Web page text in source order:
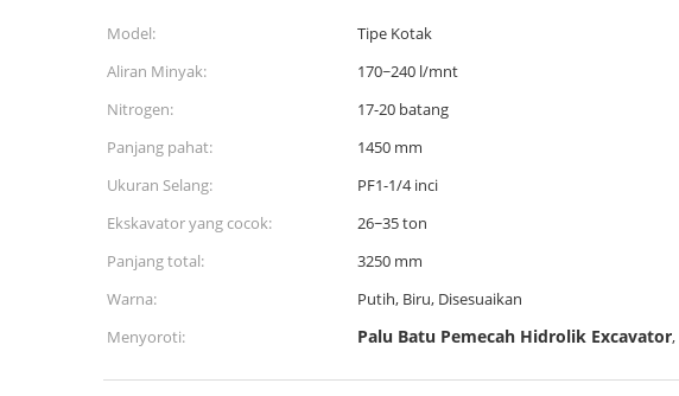
Model: Tipe Kotak
Aliran Minyak:
170~240 l/mnt
Nitrogen:
17-20 batang
Panjang pahat:
1450 mm
Ukuran Selang:
PF1-1/4 inci
Ekskavator yang cocok:
26~35 ton
Panjang total:
3250 mm
Warna:
Putih, Biru, Disesuaikan
Menyoroti:
Palu Batu Pemecah Hidrolik Excavator,